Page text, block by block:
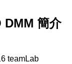
DMM 簡介
teamLab